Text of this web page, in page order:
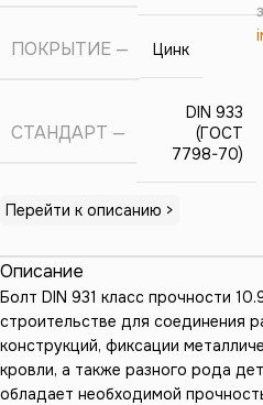
ПОКРЫТИЕ Цинк
СТАНДАРТ
DIN 933
(ГОСТ
7798-70)
Перейти к описанию >
Описание
Болт DIN 931 класс прочности
строительстве для соединения
конструкций, фиксации
кровли, а также разного рода
обладает необходимой